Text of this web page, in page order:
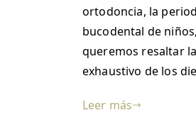
ortodoncia, la
bucodental de
queremos resaltar
exhaustivo de los
Leer más